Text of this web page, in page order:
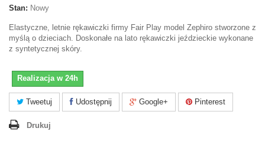
Stan: Nowy
Elastyczne, letnie rękawiczki firmy Fair Play model Zephiro stworzone z
myślą o dzieciach. Doskonałe na lato rękawiczki jeździeckie wykonane
z syntetycznej skóry.
Realizacja w 24h
Tweetuj Udostępnij Google+ Pinterest
Drukuj